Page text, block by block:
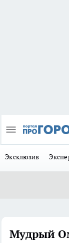
Эксклюзив
Мудрый